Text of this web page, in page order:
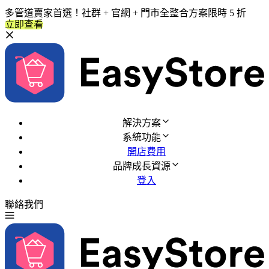
多管道賣家首選！社群 + 官網 + 門市全整合方案限時 5 折
立即查看
解決方案
系統功能
開店費用
品牌成長資源
登入
聯絡我們